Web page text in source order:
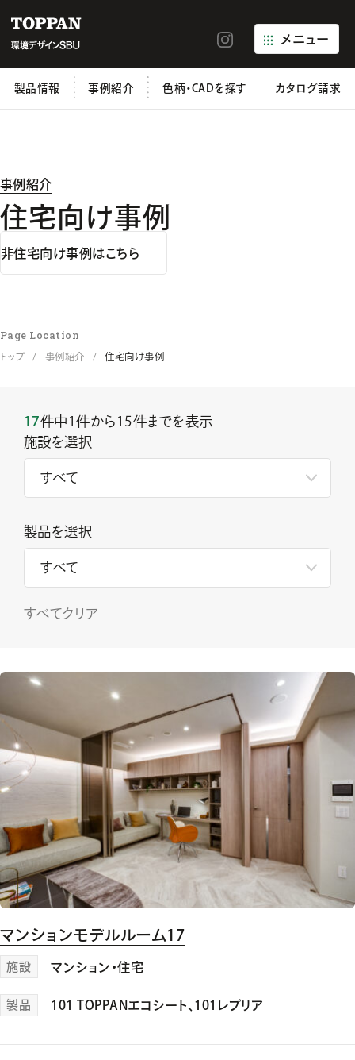
メニュー
製品情報 事例紹介 色柄・CADを探す カタログ請求
事例紹介
住宅向け事例
非住宅向け事例はこちら
Page Location
トップ 事例紹介 住宅向け事例
17件中1件から15件までを表示
施設を選択
製品を選択
すべてクリア
マンションモデルルーム17
施設 マンション・住宅
製品 101 TOPPANエコシート、 101レプリア